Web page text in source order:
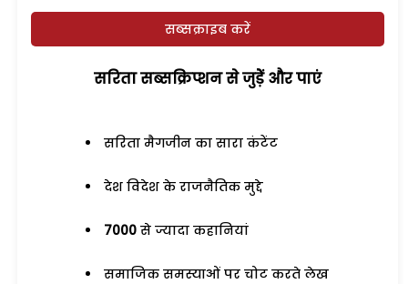
सब्सक्राइब करें
सरिता सब्सक्रिप्शन से जुड़ेें और पाएं
सरिता मैगजीन का सारा कंटेंट
देश विदेश के राजनैतिक मुद्दे
7000 से ज्यादा कहानियां
समाजिक समस्याओं पर चोट करते लेख